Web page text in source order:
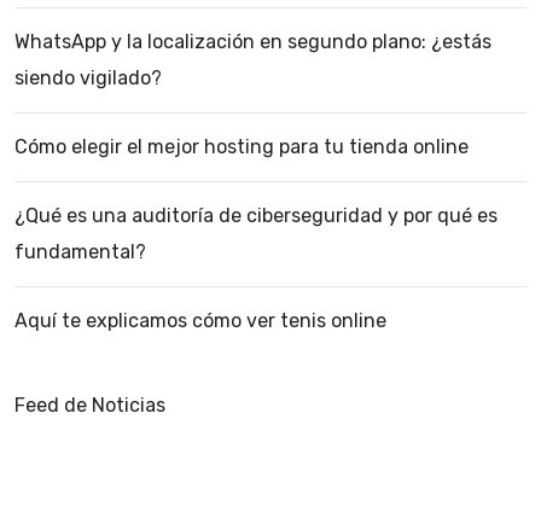
WhatsApp y la localización en segundo plano: ¿estás
siendo vigilado?
Cómo elegir el mejor hosting para tu tienda online
¿Qué es una auditoría de ciberseguridad y por qué es
fundamental?
Aquí te explicamos cómo ver tenis online
Feed de Noticias